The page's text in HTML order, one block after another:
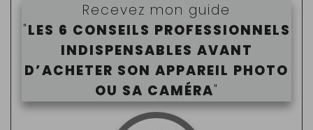
Recevez mon guide
"LES 6 CONSEILS PROFESSIONNELS
INDISPENSABLES AVANT
D’ACHETER SON APPAREIL PHOTO
OU SA CAMÉRA"